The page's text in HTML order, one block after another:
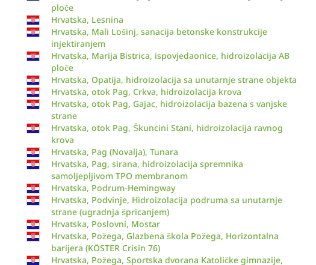
ploče
Hrvatska, Lesnina
Hrvatska, Mali Lošinj, sanacija betonske konstrukcije
injektiranjem
Hrvatska, Marija Bistrica, ispovjedaonice, hidroizolacija AB
ploče
Hrvatska, Opatija, hidroizolacija sa unutarnje strane objekta
Hrvatska, otok Pag, Crkva, hidroizolacija krova
Hrvatska, otok Pag, Gajac, hidroizolacija bazena s vanjske
strane
Hrvatska, otok Pag, Škuncini Stani, hidroizolacija ravnog
krova
Hrvatska, Pag (Novalja), Tunara
Hrvatska, Pag, sirana, hidroizolacija spremnika
samoljepljivom TPO membranom
Hrvatska, Podrum-Hemingway
Hrvatska, Podvinje, Hidroizolacija podruma sa unutarnje
strane (ugradnja špricanjem)
Hrvatska, Poslovni, Mostar
Hrvatska, Požega, Glazbena škola Požega, Horizontalna
barijera (KÖSTER Crisin 76)
Hrvatska, Požega, Sportska dvorana Katoličke gimnazije,